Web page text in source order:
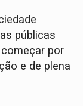
públicas
por
e de plena